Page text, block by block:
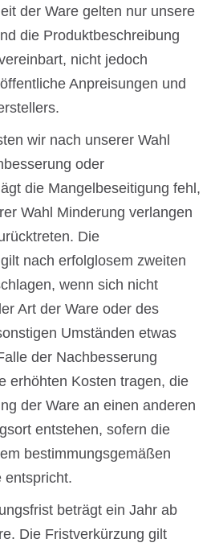
der Ware gelten nur unsere
die Produktbeschreibung
nicht jedoch
Anpreisungen und
wir nach unserer Wahl
oder
die Mangelbeseitigung fehl,
Wahl Minderung verlangen
Die
nach erfolglosem zweiten
wenn sich nicht
Art der Ware oder des
Umständen etwas
der Nachbesserung
erhöhten Kosten tragen, die
der Ware an einen anderen
entstehen, sofern die
bestimmungsgemäßen
entspricht.
beträgt ein Jahr ab
Die Fristverkürzung gilt